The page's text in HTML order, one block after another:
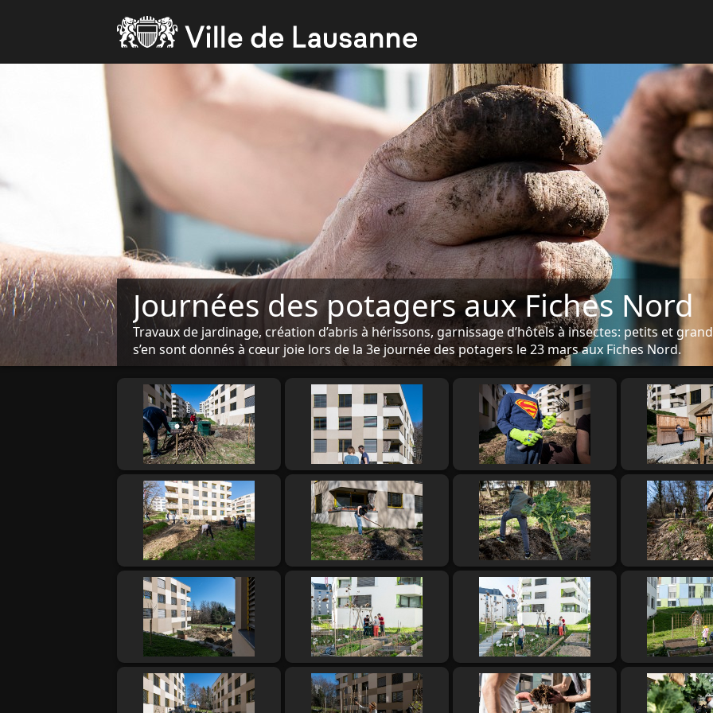
Journées des potagers aux Fiches Nord
Travaux de jardinage, création d’abris à hérissons, garnissage d’hôtels à insectes: petits et
s’en sont donnés à cœur joie lors de la 3e journée des potagers le 23 mars aux Fiches Nord.